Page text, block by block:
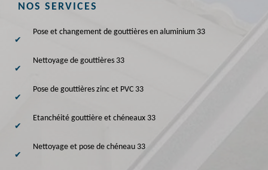
NOS SERVICES
Pose et changement de gouttières en aluminium 33
Nettoyage de gouttières 33
Pose de gouttières zinc et PVC 33
Etanchéité gouttière et chéneaux 33
Nettoyage et pose de chéneau 33